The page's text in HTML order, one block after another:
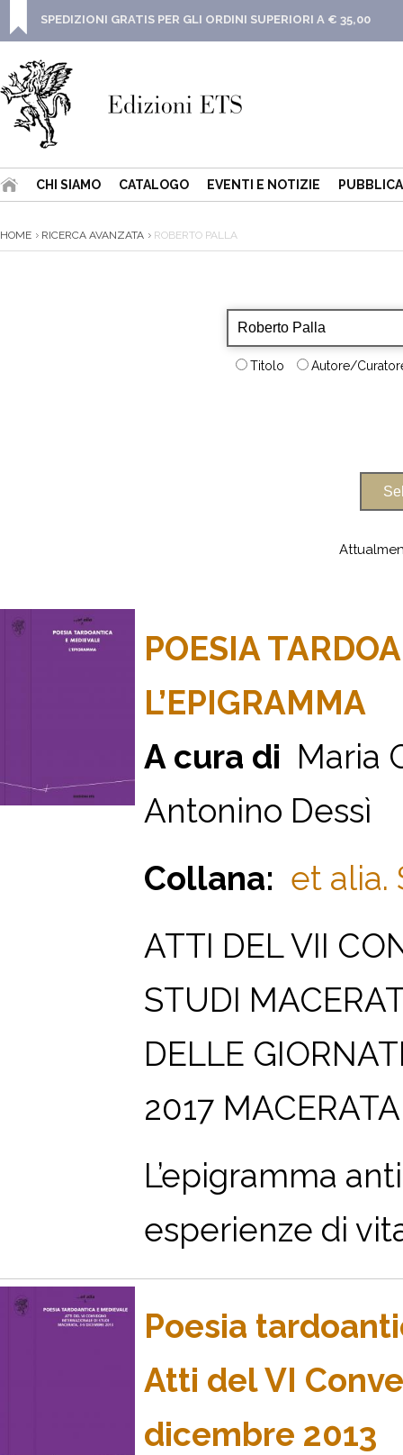
SPEDIZIONI GRATIS PER GLI ORDINI SUPERIORI A € 35,00
CHI SIAMO CATALOGO EVENTI E NOTIZIE
HOME RICERCA AVANZATA ROBERTO PALLA
Titolo Autore/
POESIA
L’EPIGRAMMA
A cura di Maria
Antonino Dessì
Collana: et alia.
ATTI DEL VII
STUDI
DELLE
2017
L’epigramma
esperienze di
Poesia
Atti del VI
dicembre 2013